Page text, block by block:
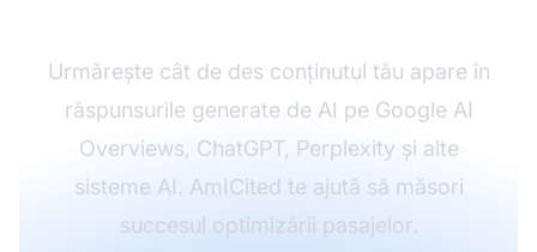
Urmărește cât de des conținutul tău apare în
răspunsurile generate de AI pe Google AI
Overviews, ChatGPT, Perplexity și alte
sisteme AI. AmICited te ajută să măsori
succesul optimizării pasajelor.